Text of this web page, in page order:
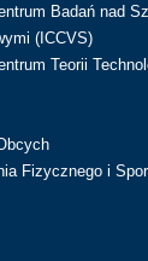
Badań nad
(ICCVS)
Teorii
Fizycznego i